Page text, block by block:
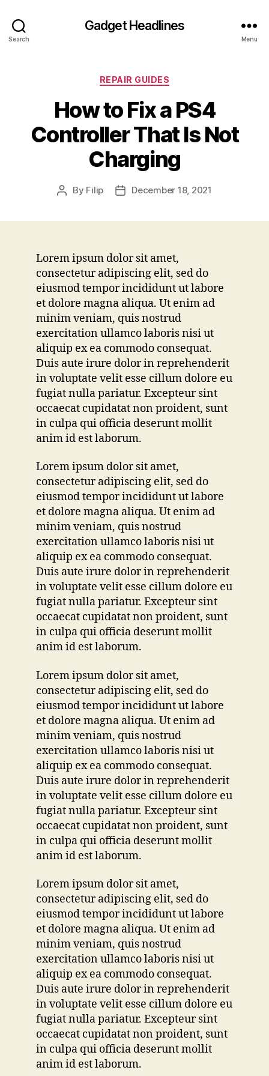
Search
Gadget Headlines
Menu
Categories
REPAIR GUIDES
How to Fix a PS4
Controller That Is Not
Charging
Post
By Filip
PostDecember 18, 2021
Lorem ipsum dolor sit amet,
consectetur adipiscing elit, sed do
eiusmod tempor incididunt ut labore
et dolore magna aliqua. Ut enim ad
minim veniam, quis nostrud
exercitation ullamco laboris nisi ut
aliquip ex ea commodo consequat.
Duis aute irure dolor in reprehenderit
in voluptate velit esse cillum dolore eu
fugiat nulla pariatur. Excepteur sint
occaecat cupidatat non proident, sunt
in culpa qui officia deserunt mollit
anim id est laborum.
Lorem ipsum dolor sit amet,
consectetur adipiscing elit, sed do
eiusmod tempor incididunt ut labore
et dolore magna aliqua. Ut enim ad
minim veniam, quis nostrud
exercitation ullamco laboris nisi ut
aliquip ex ea commodo consequat.
Duis aute irure dolor in reprehenderit
in voluptate velit esse cillum dolore eu
fugiat nulla pariatur. Excepteur sint
occaecat cupidatat non proident, sunt
in culpa qui officia deserunt mollit
anim id est laborum.
Lorem ipsum dolor sit amet,
consectetur adipiscing elit, sed do
eiusmod tempor incididunt ut labore
et dolore magna aliqua. Ut enim ad
minim veniam, quis nostrud
exercitation ullamco laboris nisi ut
aliquip ex ea commodo consequat.
Duis aute irure dolor in reprehenderit
in voluptate velit esse cillum dolore eu
fugiat nulla pariatur. Excepteur sint
occaecat cupidatat non proident, sunt
in culpa qui officia deserunt mollit
anim id est laborum.
Lorem ipsum dolor sit amet,
consectetur adipiscing elit, sed do
eiusmod tempor incididunt ut labore
et dolore magna aliqua. Ut enim ad
minim veniam, quis nostrud
exercitation ullamco laboris nisi ut
aliquip ex ea commodo consequat.
Duis aute irure dolor in reprehenderit
in voluptate velit esse cillum dolore eu
fugiat nulla pariatur. Excepteur sint
occaecat cupidatat non proident, sunt
in culpa qui officia deserunt mollit
anim id est laborum.